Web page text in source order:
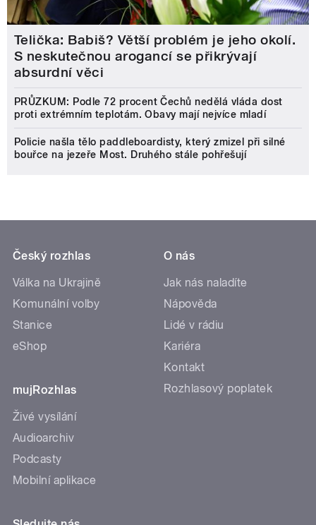
Telička: Babiš? Větší problém je jeho okolí.
S neskutečnou arogancí se přikrývají
absurdní věci
PRŮZKUM: Podle 72 procent Čechů nedělá vláda dost
proti extrémním teplotám. Obavy mají nejvíce mladí
Policie našla tělo paddleboardisty, který zmizel při silné
bouřce na jezeře Most. Druhého stále pohřešují
Český rozhlas
Válka na Ukrajině
Komunální volby
Stanice
eShop
mujRozhlas
Živé vysílání
Audioarchiv
Podcasty
Mobilní aplikace
O nás
Jak nás naladíte
Nápověda
Lidé v rádiu
Kariéra
Kontakt
Rozhlasový poplatek